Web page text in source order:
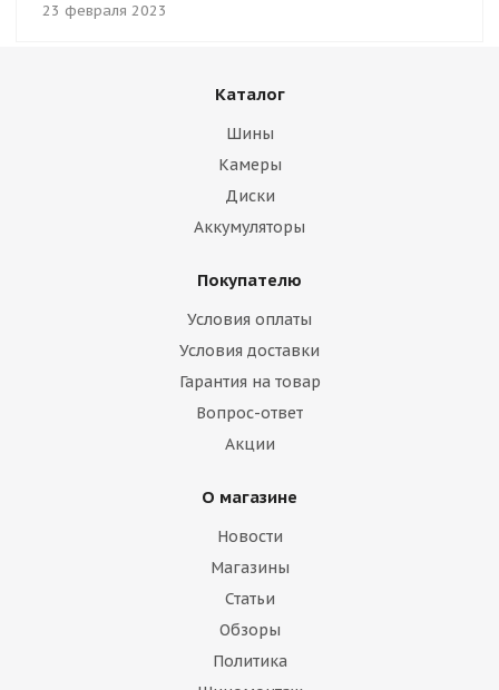
23 февраля 2023
Каталог
Шины
Камеры
Диски
Аккумуляторы
Покупателю
Условия оплаты
Условия доставки
Гарантия на товар
Вопрос-ответ
Акции
О магазине
Новости
Магазины
Статьи
Обзоры
Политика